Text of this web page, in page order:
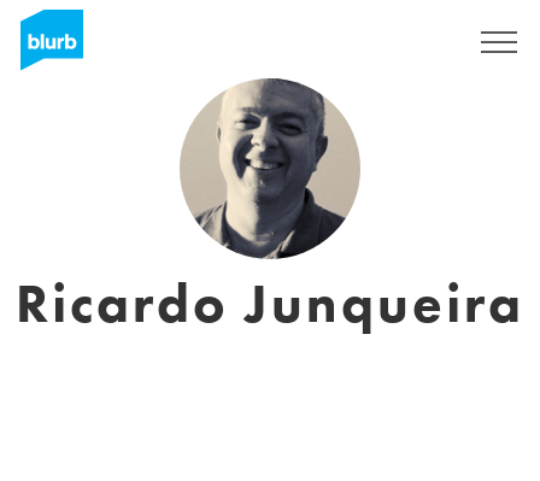
Ricardo Junqueira